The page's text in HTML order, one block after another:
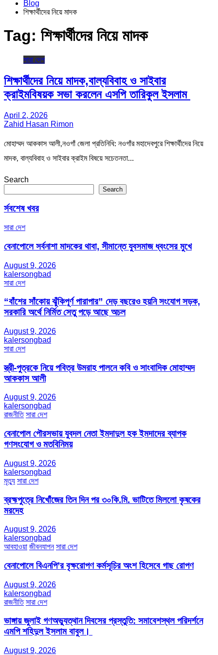
Blog
শিক্ষার্থীদের নিয়ে মাদক
Tag: শিক্ষার্থীদের নিয়ে মাদক
সারা দেশ
শিক্ষার্থীদের নিয়ে মাদক,বাল্যবিবাহ ও সাইবার
ক্রাইমবিষয়ক সভা করলেন এসপি তারিকুল ইসলাম
April 2, 2026
Zahid Hasan Rimon
মোহাম্মদ আককাস আলী,নওগাঁ জেলা প্রতিনিধি: নওগাঁর মহাদেবপুরে শিক্ষার্থীদের নিয়ে
মাদক, বাল্যবিবাহ ও সাইবার ক্রাইম বিষয়ে সচেতনতা…
Search
Search
র্সবশেষ খবর
সারা দেশ
বেনাপোলে সর্বনাশা মাদকের থাবা, সীমান্তে যুবসমাজ ধ্বংসের মুখে
August 9, 2026
kalersongbad
সারা দেশ
“বাঁশের সাঁকোয় ঝুঁকিপূর্ণ পারাপার” দেড় বছরেও হয়নি সংযোগ সড়ক,
সরকারি অর্থে নির্মিত সেতু পড়ে আছে অচল
August 9, 2026
kalersongbad
সারা দেশ
স্ত্রী-পুত্রকে নিয়ে পবিত্র উমরাহ পালনে কবি ও সাংবাদিক মোহাম্মদ
আককাস আলী
August 9, 2026
kalersongbad
রাজনীতি সারা দেশ
বেনাপোল পৌরসভায় যুবদল নেতা ইমদাদুল হক ইমদাদের ব্যাপক
গণসংযোগ ও মতবিনিময়
August 9, 2026
kalersongbad
মৃত্যু সারা দেশ
ব্রহ্মপুত্রে নিখোঁজের তিন দিন পর ৩০কি.মি. ভাটিতে মিললো কৃষকের
মরদেহ
August 9, 2026
kalersongbad
আবহাওয়া জীবনযাপন সারা দেশ
বেনাপোলে বিএনপি’র বৃক্ষরোপণ কর্মসূচির অংশ হিসেবে গাছ রোপণ
August 9, 2026
kalersongbad
রাজনীতি সারা দেশ
ভাঙ্গায় জুলাই গণঅভ্যুত্থান দিবসের প্রস্তুতি: সমাবেশস্থল পরিদর্শনে
এমপি শহিদুল ইসলাম বাবুল। ​
August 9, 2026